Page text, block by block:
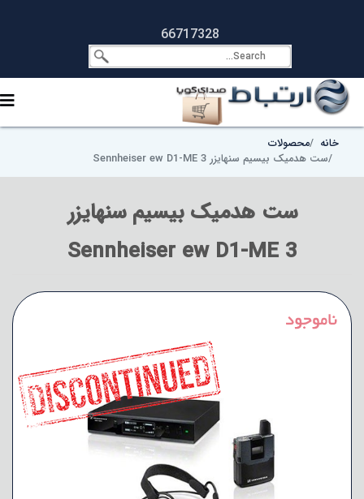
66717328
خانه
محصولات
ست هدمیک بیسیم سنهایزر Sennheiser ew D1-ME 3
ست هدمیک بیسیم سنهایزر
Sennheiser ew D1-ME 3